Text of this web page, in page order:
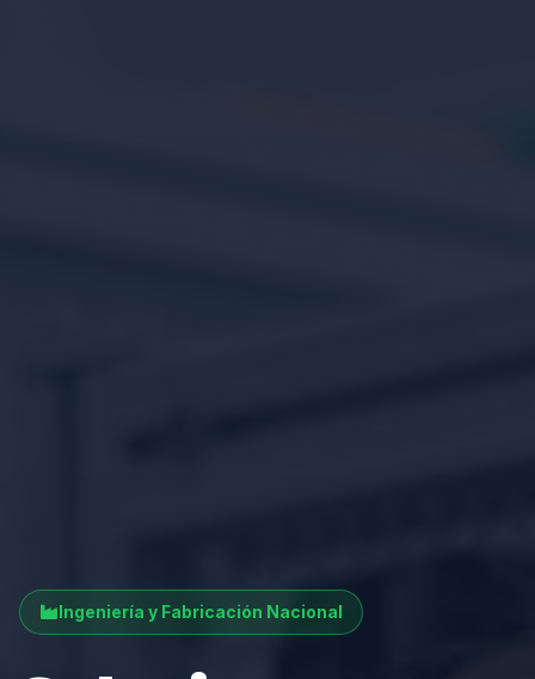
Ingeniería y Fabricación Nacional